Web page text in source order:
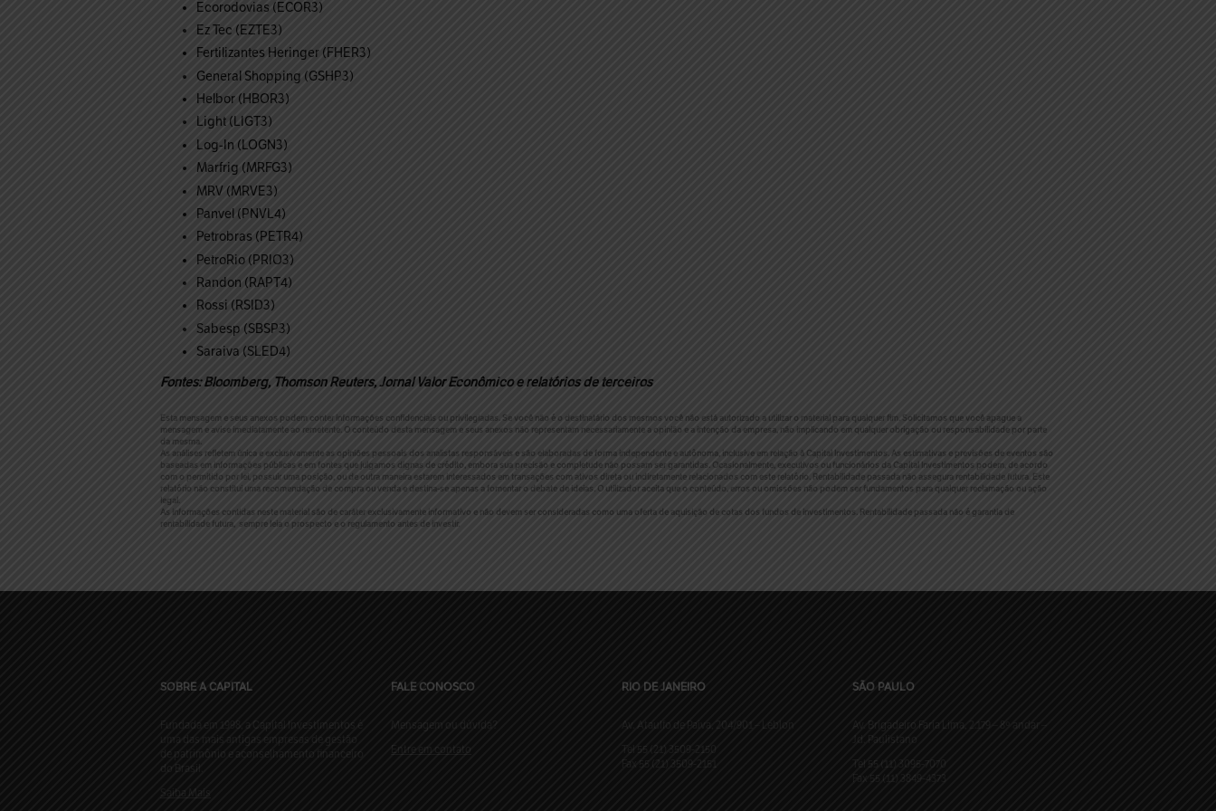
Ecorodovias (ECOR3)
Ez Tec (EZTE3)
Fertilizantes Heringer (FHER3)
General Shopping (GSHP3)
Helbor (HBOR3)
Light (LIGT3)
Log-In (LOGN3)
Marfrig (MRFG3)
MRV (MRVE3)
Panvel (PNVL4)
Petrobras (PETR4)
PetroRio (PRIO3)
Randon (RAPT4)
Rossi (RSID3)
Sabesp (SBSP3)
Saraiva (SLED4)
Fontes: Bloomberg, Thomson Reuters, Jornal Valor Econômico e relatórios de terceiros
Esta mensagem e seus anexos podem conter informações confidenciais ou privilegiadas. Se você não é o destinatário dos mesmos você não está autorizado a utilizar o material para qualquer fim. Solicitamos que você apague a
mensagem e avise imediatamente ao remetente. O conteúdo desta mensagem e seus anexos não representam necessariamente a opinião e a intenção da empresa, não implicando em qualquer obrigação ou responsabilidade por parte
da mesma.
As análises refletem única e exclusivamente as opiniões pessoais dos analistas responsáveis e são elaboradas de forma independente e autônoma, inclusive em relação à Capital Investimentos. As estimativas e previsões de eventos são
baseadas em informações públicas e em fontes que julgamos dignas de crédito, embora sua precisão e completude não possam ser garantidas. Ocasionalmente, executivos ou funcionários da Capital Investimentos podem, de acordo
com o permitido por lei, possuir uma posição, ou de outra maneira estarem interessados em transações com ativos direta ou indiretamente relacionados com este relatório. Rentabilidade passada não assegura rentabilidade futura. Este
relatório não constitui uma recomendação de compra ou venda e destina-se apenas a fomentar o debate de ideias. O utilizador aceita que o conteúdo, erros ou omissões não podem ser fundamentos para qualquer reclamação ou ação
legal.
As informações contidas neste material são de caráter exclusivamente informativo e não devem ser consideradas como uma oferta de aquisição de cotas dos fundos de investimentos. Rentabilidade passada não é garantia de
rentabilidade futura, sempre leia o prospecto e o regulamento antes de investir.
SOBRE A CAPITAL
Fundada em 1998, a Capital Investimentos é
uma das mais antigas empresas de gestão
de patrimônio e aconselhamento financeiro
do Brasil.
Saiba Mais
FALE CONOSCO
Mensagem ou dúvida?
Entre em contato
RIO DE JANEIRO
Av. Ataulfo de Paiva, 204/901 – Leblon
Tel 55 (21) 3509-2150
Fax 55 (21) 3509-2151
SÃO PAULO
Av. Brigadeiro Faria Lima, 2.179 – 8º andar –
Jd. Paulistano
Tel 55 (11) 3095-7070
Fax 55 (11) 3849-4373